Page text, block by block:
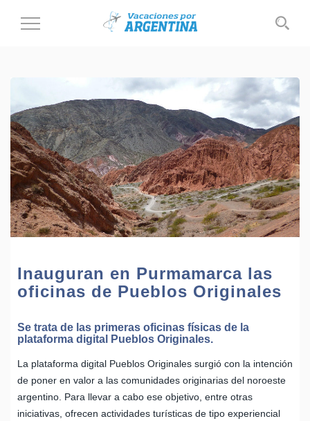
Cambiar
Inauguran en Purmamarca las
oficinas de Pueblos Originales
Se trata de las primeras oficinas físicas de la
plataforma digital Pueblos Originales.
La plataforma digital Pueblos Originales surgió con la intención
de poner en valor a las comunidades originarias del noroeste
argentino. Para llevar a cabo ese objetivo, entre otras
iniciativas, ofrecen actividades turísticas de tipo experiencial